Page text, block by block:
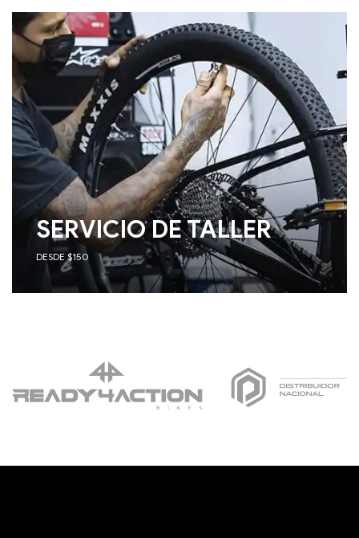
SERVICIO DE TALLER
DESDE $150